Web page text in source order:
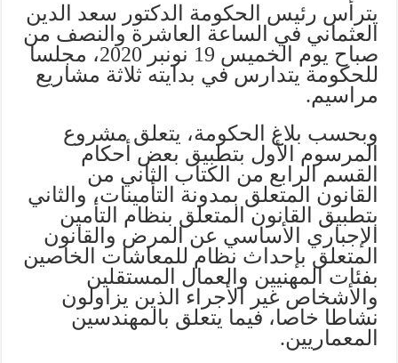
يترأس رئيس الحكومة الدكتور سعد الدين
العثماني في الساعة العاشرة والنصف من
صباح يوم الخميس 19 نونبر 2020، مجلسا
للحكومة يتدارس في بدايته ثلاثة مشاريع
مراسيم.
وبحسب بلاغ الحكومة، يتعلق مشروع
المرسوم الأول بتطبيق بعض أحكام
القسم الرابع من الكتاب الثاني من
القانون المتعلق بمدونة التأمينات، والثاني
بتطبيق القانون المتعلق بنظام التأمين
الإجباري الأساسي عن المرض والقانون
المتعلق بإحداث نظام للمعاشات الخاصين
بفئات المهنيين والعمال المستقلين
والأشخاص غير الأجراء الذين يزاولون
نشاطا خاصا، فيما يتعلق بالمهندسين
المعماريين.